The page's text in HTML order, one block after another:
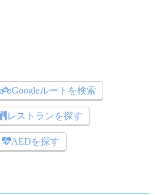
Googleルートを検索
レストランを探す
AEDを探す